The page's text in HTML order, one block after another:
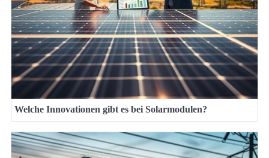
Welche Innovationen gibt es bei Solarmodulen?